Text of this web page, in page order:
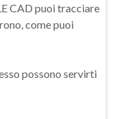
CAD puoi tracciare
come puoi
possono servirti